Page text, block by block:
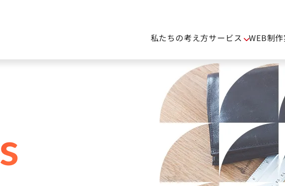
私たちの考え方サービス WEB制
s